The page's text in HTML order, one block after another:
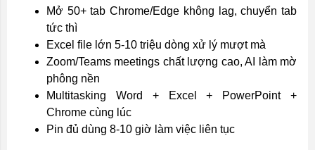
Mở 50+ tab Chrome/Edge không lag, chuyển tab
tức thì
Excel file lớn 5-10 triệu dòng xử lý mượt mà
Zoom/Teams meetings chất lượng cao, AI làm mờ
phông nền
Multitasking Word + Excel + PowerPoint +
Chrome cùng lúc
Pin đủ dùng 8-10 giờ làm việc liên tục